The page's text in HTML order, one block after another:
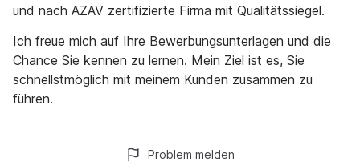
und nach AZAV zertifizierte Firma mit Qualitätssiegel.
Ich freue mich auf Ihre Bewerbungsunterlagen und die
Chance Sie kennen zu lernen. Mein Ziel ist es, Sie
schnellstmöglich mit meinem Kunden zusammen zu
führen.
Problem melden